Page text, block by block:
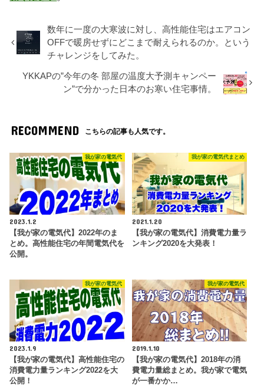
数年に一度の大寒波に対し、高性能住宅はエアコン
OFFで暖房せずにどこまで耐えられるのか。という
チャレンジをしてみた。
YKKAPの”今年の冬 部屋の温度大予測キャンペー
ン”で分かった日本のお寒い住宅事情。
RECOMMEND こちらの記事も人気です。
我が家の電気代
2023.1.2
【我が家の電気代】2022年のま
とめ。高性能住宅の年間電気代を
公開。
我が家の電気代まとめ
2021.1.20
【我が家の電気代】消費電力量ラ
ンキング2020を大発表！
我が家の電気代
2023.1.9
【我が家の電気代】高性能住宅の
消費電力量ランキング2022を大
公開！
我が家の電気代
2019.1.10
【我が家の電気代】2018年の消
費電力量総まとめ。我が家で電気
が一番かか…